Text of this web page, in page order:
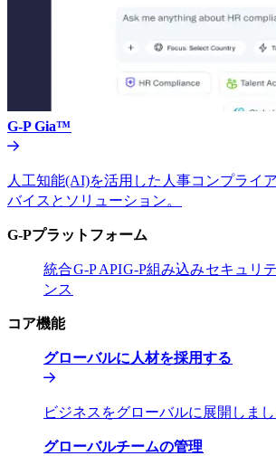
G-P Gia™​​
人工知能(AI)を活用した人事コンプライ
バイスとソリューション。​​
G-Pプラットフォーム​​
統合​​G-P API​​G-P組み込み​​セキュリ
ンス​​
コア機能​​
グローバルに人材を採用する​​
ビジネスをグローバルに展開しまし
グローバルチームの管理​​